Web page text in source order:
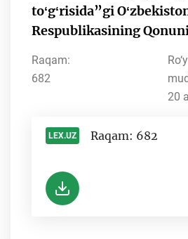
toʻgʻrisida”gi
Respublikasining
Raqam:
682
20
LEX.UZ Raqam: 682